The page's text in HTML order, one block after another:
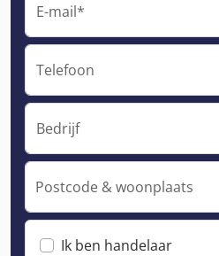
E-mail*
Telefoon
Bedrijf
Postcode & woonplaats
Ik ben handelaar